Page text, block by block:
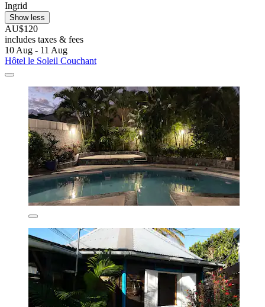
Ingrid
Show less
AU$120
includes taxes & fees
10 Aug - 11 Aug
Hôtel le Soleil Couchant